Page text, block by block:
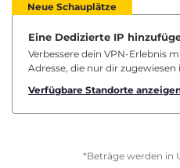
Neue Schauplätze
Eine Dedizierte IP
Verbessere dein VPN-Erlebnis
Adresse, die nur dir zugewiesen
Verfügbare Standorte
*Beträge werden in